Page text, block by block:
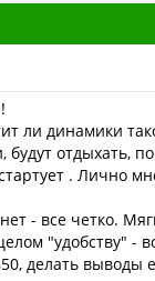
ли динамики
будут отдыхать,
. Лично
- все четко.
"удобству" -
делать